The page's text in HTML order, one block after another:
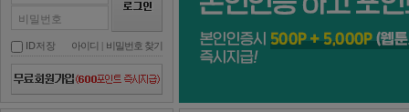
놀면 뭐하니
7 하트시그널
9 맛남의 광장
비밀번호
ID저장 아이디 | 비밀번호 찾기